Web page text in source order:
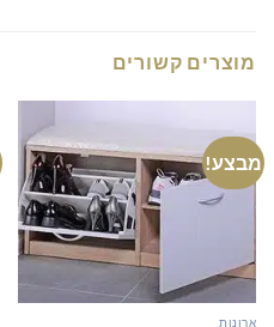
מוצרים קשורים
מבצע!
ארונות